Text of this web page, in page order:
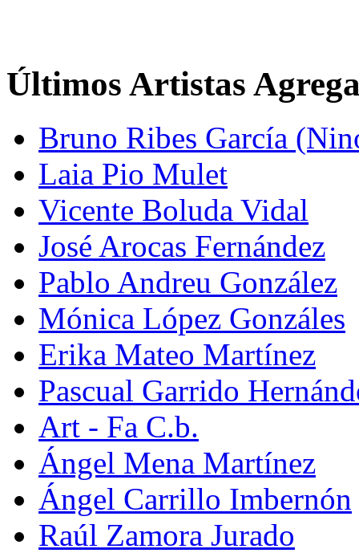
Últimos Artistas
Bruno Ribes García
Laia Pio Mulet
Vicente Boluda Vidal
José Arocas Fernández
Pablo Andreu González
Mónica López Gonzáles
Erika Mateo Martínez
Pascual Garrido
Art - Fa C.b.
Ángel Mena Martínez
Ángel Carrillo Imbernón
Raúl Zamora Jurado